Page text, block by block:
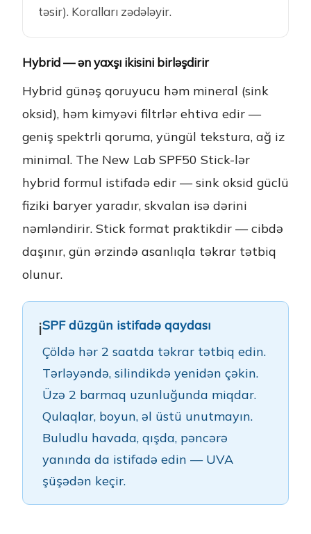
təsir). Koralları zədələyir.
Hybrid — ən yaxşı ikisini birləşdirir
Hybrid günəş qoruyucu həm mineral (sink
oksid), həm kimyəvi filtrlər ehtiva edir —
geniş spektrli qoruma, yüngül tekstura, ağ iz
minimal. The New Lab SPF50 Stick-lər
hybrid formul istifadə edir — sink oksid güclü
fiziki baryer yaradır, skvalan isə dərini
nəmləndirir. Stick format praktikdir — cibdə
daşınır, gün ərzində asanlıqla təkrar tətbiq
olunur.
ℹ️SPF düzgün istifadə qaydası
Çöldə hər 2 saatda təkrar tətbiq edin.
Tərləyəndə, silindikdə yenidən çəkin.
Üzə 2 barmaq uzunluğunda miqdar.
Qulaqlar, boyun, əl üstü unutmayın.
Buludlu havada, qışda, pəncərə
yanında da istifadə edin — UVA
şüşədən keçir.